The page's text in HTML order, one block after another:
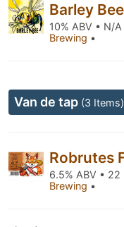
Barley Bee
10% ABV • N/A
Brewing •
Van de tap (3 Items)
Robrutes
6.5% ABV • 22
Brewing •